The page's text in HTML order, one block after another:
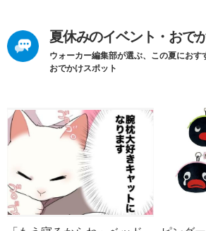
夏休みのイベント・おで
ウォーカー編集部が選ぶ、この夏におす
おでかけスポット